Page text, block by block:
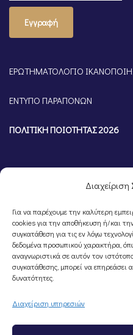
Για να παρέχουμε την καλύτερη
cookies για την αποθήκευση ή/και
συγκατάθεση για τις εν λόγω
δεδομένα προσωπικού χαρακτήρα,
αναγνωριστικά σε αυτόν τον
συγκατάθεσης, μπορεί να επηρεάσει
δυνατότητες.
Διαχείριση υπηρεσιών
Εγγραφή
ΕΡΩΤΗΜΑΤΟΛΟΓΙΟ
ΕΝΤΥΠΟ ΠΑΡΑΠΟΝΩΝ
ΠΟΛΙΤΙΚΗ ΠΟΙΟΤΗΤΑΣ 2026
©Portal Επιμελητηρίου